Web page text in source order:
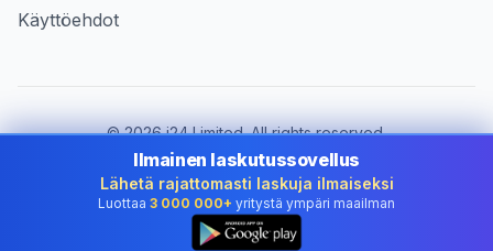
Käyttöehdot
©2026i24 Limited. All rights reserved.
Palvelemme yrityksiä maassa Finland
Vaihda maa:
Finland
Ilmainen laskutussovellus
Lähetä rajattomasti laskuja ilmaiseksi
Luottaa 3 000 000+ yritystä ympäri maailman